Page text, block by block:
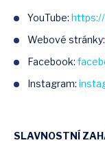
YouTube:
Webové stránky:
Facebook:
Instagram:
SLAVNOSTNÍ